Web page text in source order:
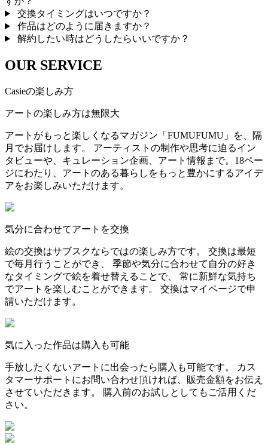
交換タイミングはいつですか？
作品はどのように届きますか？
解約したい時はどうしたらいいですか？
OUR SERVICE
Casieの楽しみ方
アートの楽しみ方は無限大
アートがもっと楽しくなるマガジン「FUMUFUMU」を、隔
月でお届けします。 アーティストの制作や思考に迫るイン
タビューや、キュレーション企画、アート情報まで。18ペー
ジにわたり、アートのある暮らしをもっと豊かにするアイデ
アをお楽しみいただけます。
気分に合わせてアートを交換
絵の交換はサブスクならではの楽しみ方です。 交換は最短
で毎月行うことができ、 季節や気分に合わせて自分の好き
なタイミングで絵を着せ替えることで、 常に新鮮な気持ち
でアートを楽しむことができます。 交換はマイページで申
請いただけます。
気に入った作品は購入も可能
手放したくないアートに出会ったら購入も可能です。 カス
タマーサポートにお問い合わせ頂ければ、販売金額をお伝え
させていただきます。 購入前のお試しとしてもご活用くだ
さい。